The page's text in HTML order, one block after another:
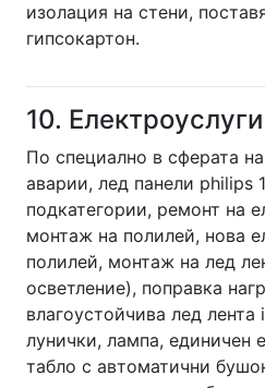
изолация на стени,
гипсокартон.
10. Електроуслуги
По специално в сферата на ремонт на домофони, аварии, лед панели philips 14см, всички подкатегории, ремонт на електроинсталация, монтаж на полилей, нова ел. точка, демонтаж на полилей, монтаж на лед лента (скрито осветление), поправка нагреватели на улук, влагоустойчива лед лента ip65 - 5м, монтаж на лунички, лампа, единичен ел. ключ с рамка, ел. табло с автоматични бушони, монтаж предпазител в ел. табло, ремонт на звънец, цялостни разходи по електро, монтаж на стенна лампа, единичен ел. контакт с рамка, полагане на кабели за телевизия и интернет, разширение на отвор и монтаж на слаботоково разпределително табло за рутер, преработка на електро, свързване разпределителна кутия, лед крушка gu10, 345 лумена solhetta, ikea, спот лампа за таван, 4 крушки nymane, ikea, стенна лампа за баня, ikea, единичен ел. контакт basic 55 abb, единичен ел. ключ basic 55 abb бял, сериен ел.